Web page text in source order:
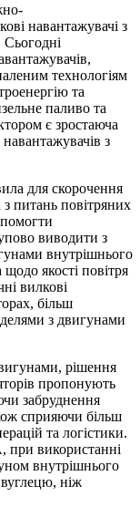
навантажувачі з
технологіям
та
паливо та
є зростаюча
з
для скорочення
питань повітряних
виводити з
внутрішнього
якості повітря
вилкові
більш
з двигунами
рішення
пропонують
забруднення
сприяючи більш
та логістики.
при використанні
внутрішнього
ніж